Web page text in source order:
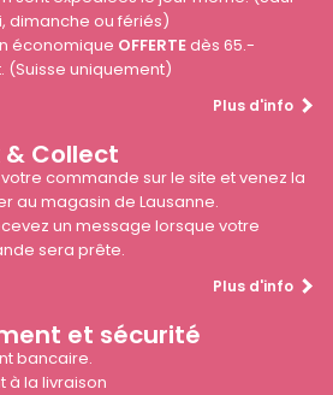
dimanche ou fériés)
économique OFFERTEdès 65.-
(Suisse uniquement)
Plus d'info
& Collect
commande sur le site et venez la
au magasin de Lausanne.
un message lorsque votre
sera prête.
Plus d'info
et sécurité
bancaire.
à la livraison